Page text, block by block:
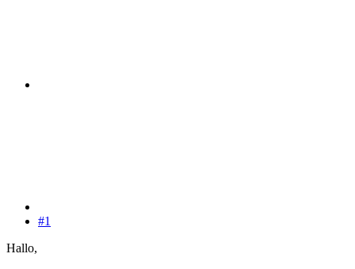
#1
Hallo,